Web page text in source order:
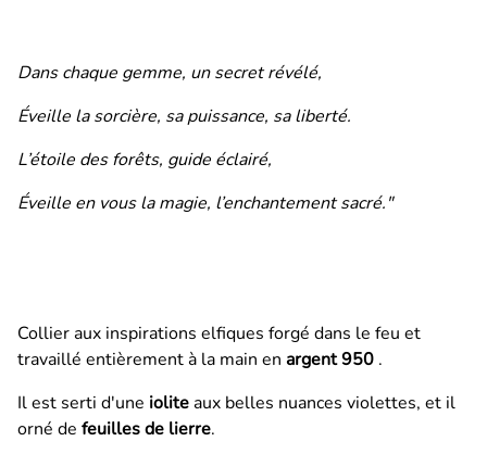
Dans chaque gemme, un secret révélé,
Éveille la sorcière, sa puissance, sa liberté.
L’étoile des forêts, guide éclairé,
Éveille en vous la magie, l’enchantement sacré."
Collier aux inspirations elfiques forgé dans le feu et
travaillé entièrement à la main en argent 950 .
Il est serti d'une ioliteaux belles nuances violettes, et il
orné de feuilles de lierre.